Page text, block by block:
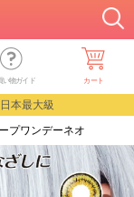
い物ガイド カート
本最大級
プワンデーネオ